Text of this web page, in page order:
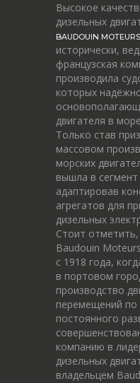
Высокое
дизельных
BAUDOUIN MOTEURS
исторически,
французская
производила
которых
двигателя в
Только став
массовом
морских
вышла в сегмент
адаптировав
агрегатов для
дизельных
Стоит
Baudouin
c 1918 года,
в портовом
производство
перемещений
постоянного
компанию в
дизельных
владельцем